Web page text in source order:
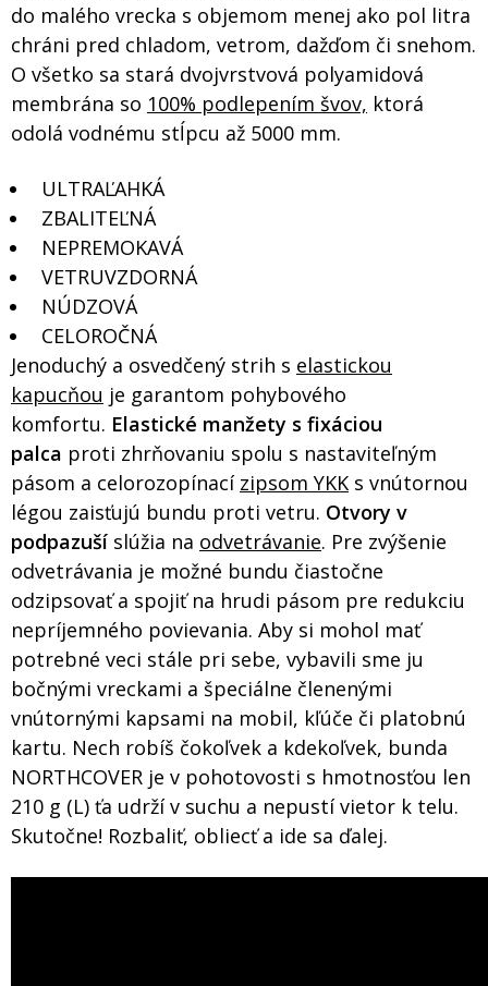
do malého vrecka s objemom menej ako pol litra
chráni pred chladom, vetrom, dažďom či snehom.
O všetko sa stará dvojvrstvová polyamidová
membrána so 100% podlepením švov, ktorá
odolá vodnému stĺpcu až 5000 mm.
ULTRAĽAHKÁ
ZBALITEĽNÁ
NEPREMOKAVÁ
VETRUVZDORNÁ
NÚDZOVÁ
CELOROČNÁ
Jenoduchý a osvedčený strih s elastickou
kapucňou je garantom pohybového
komfortu. Elastické manžety s fixáciou
palca proti zhrňovaniu spolu s nastaviteľným
pásom a celorozopínací zipsom YKK s vnútornou
légou zaisťujú bundu proti vetru. Otvory v
podpazuší slúžia na odvetrávanie. Pre zvýšenie
odvetrávania je možné bundu čiastočne
odzipsovať a spojiť na hrudi pásom pre redukciu
nepríjemného povievania. Aby si mohol mať
potrebné veci stále pri sebe, vybavili sme ju
bočnými vreckami a špeciálne členenými
vnútornými kapsami na mobil, kľúče či platobnú
kartu. Nech robíš čokoľvek a kdekoľvek, bunda
NORTHCOVER je v pohotovosti s hmotnosťou len
210 g (L) ťa udrží v suchu a nepustí vietor k telu.
Skutočne! Rozbaliť, obliecť a ide sa ďalej.